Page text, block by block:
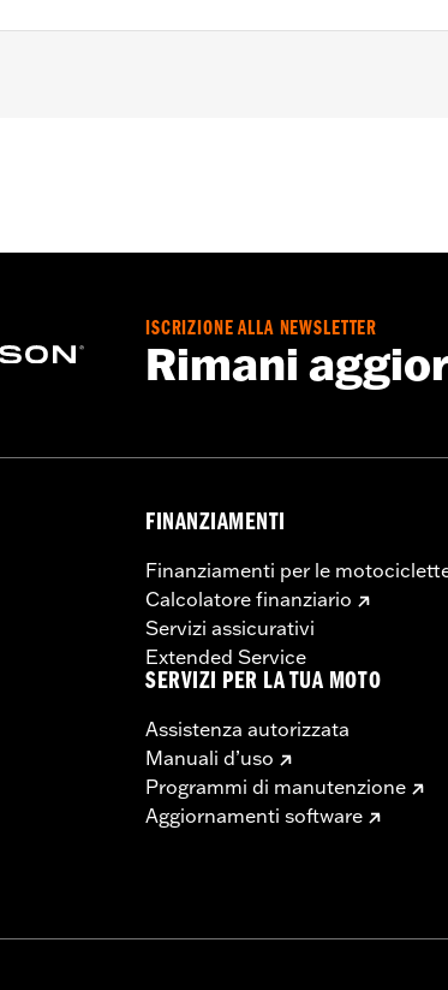
Visitare la paginawww.h-d.com/warranty
ISCRIZIONE ALLA NEWSLETTER
Rimani
FINANZIAMENTI
Finanziamenti per le
Calcolatore finanziario
Servizi assicurativi
Extended Service
SERVIZI PER LA TUA MOTO
Assistenza autorizzata
Manuali d’uso
Programmi di manutenzione
Aggiornamenti software